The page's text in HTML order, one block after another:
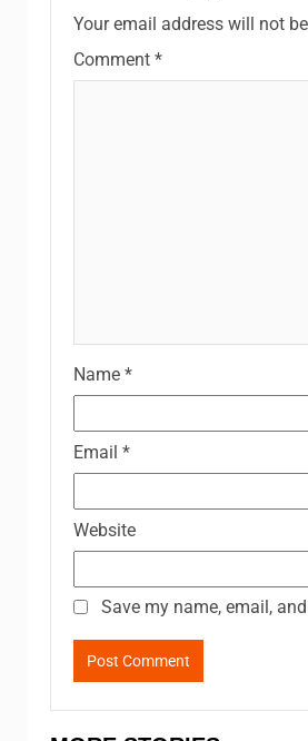
Your email address will not
Comment *
Name *
Email *
Website
Save my name, email,